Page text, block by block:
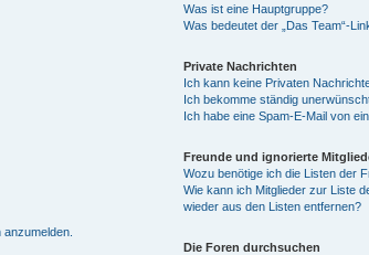
Was ist eine Hauptgruppe?
Was bedeutet der „Das Team“-
Private Nachrichten
Ich kann keine Privaten
Ich bekomme ständig
Ich habe eine Spam-E-Mail von
Freunde und ignorierte
Wozu benötige ich die Listen der
Wie kann ich Mitglieder zur Liste
wieder aus den Listen entfernen?
Die Foren durchsuchen